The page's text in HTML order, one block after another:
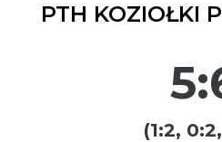
PTH KOZIOŁKI
(1:2,